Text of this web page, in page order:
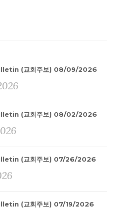
(교회주보) 08/09/2026
(교회주보) 08/02/2026
(교회주보) 07/26/2026
(교회주보) 07/19/2026